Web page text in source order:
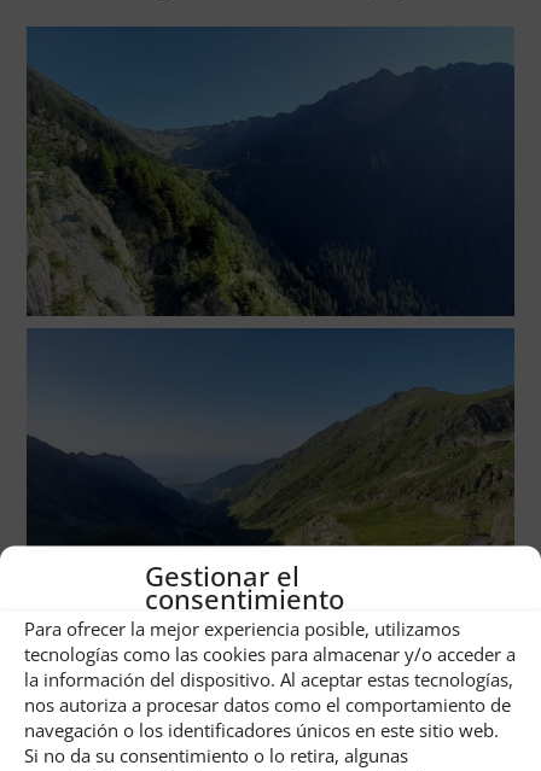
Gestionar el
consentimiento
Para ofrecer la mejor experiencia posible, utilizamos
tecnologías como las cookies para almacenar y/o acceder a
la información del dispositivo. Al aceptar estas tecnologías,
nos autoriza a procesar datos como el comportamiento de
navegación o los identificadores únicos en este sitio web.
Si no da su consentimiento o lo retira, algunas